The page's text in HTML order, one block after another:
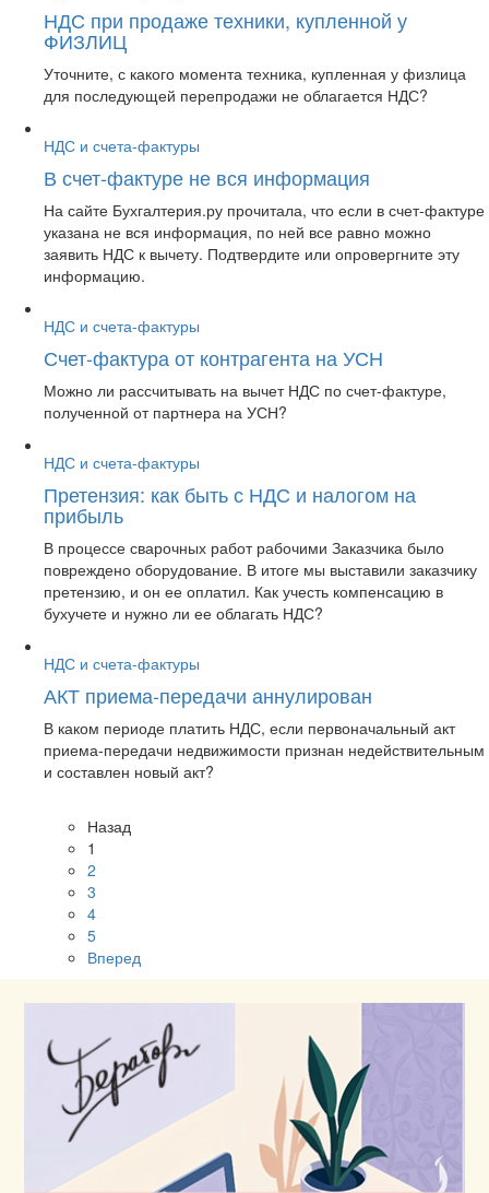
НДС при продаже техники, купленной у
ФИЗЛИЦ
Уточните, с какого момента техника, купленная у физлица
для последующей перепродажи не облагается НДС?
НДС и счета-фактуры
В счет-фактуре не вся информация
На сайте Бухгалтерия.ру прочитала, что если в счет-фактуре
указана не вся информация, по ней все равно можно
заявить НДС к вычету. Подтвердите или опровергните эту
информацию.
НДС и счета-фактуры
Счет-фактура от контрагента на УСН
Можно ли рассчитывать на вычет НДС по счет-фактуре,
полученной от партнера на УСН?
НДС и счета-фактуры
Претензия: как быть с НДС и налогом на
прибыль
В процессе сварочных работ рабочими Заказчика было
повреждено оборудование. В итоге мы выставили заказчику
претензию, и он ее оплатил. Как учесть компенсацию в
бухучете и нужно ли ее облагать НДС?
НДС и счета-фактуры
АКТ приема-передачи аннулирован
В каком периоде платить НДС, если первоначальный акт
приема-передачи недвижимости признан недействительным
и составлен новый акт?
Назад
1
2
3
4
5
Вперед